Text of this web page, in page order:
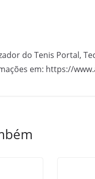
do Tenis Portal,
em: https://